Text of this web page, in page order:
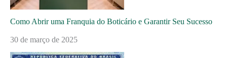
Como Abrir uma Franquia do Boticário e Garantir Seu Sucesso
30 de março de 2025